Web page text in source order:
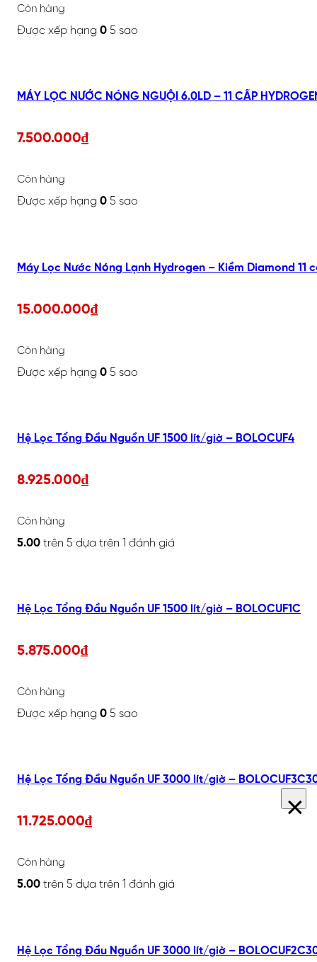
×
Còn hàng
Được xếp hạng 0 5 sao
7.500.000₫
Còn hàng
Được xếp hạng 0 5 sao
Máy Lọc Nước Nóng Lạnh Hydrogen – Kiềm Diamond 11
15.000.000₫
Còn hàng
Được xếp hạng 0 5 sao
Hệ Lọc Tổng Đầu Nguồn UF 1500 lít/giờ – BOLOCUF4
8.925.000₫
Còn hàng
5.00 trên 5 dựa trên 1 đánh giá
Hệ Lọc Tổng Đầu Nguồn UF 1500 lít/giờ – BOLOCUF1C
5.875.000₫
Còn hàng
Được xếp hạng 0 5 sao
Hệ Lọc Tổng Đầu Nguồn UF 3000 lít/giờ –
11.725.000₫
Còn hàng
5.00 trên 5 dựa trên 1 đánh giá
Hệ Lọc Tổng Đầu Nguồn UF 3000 lít/giờ –